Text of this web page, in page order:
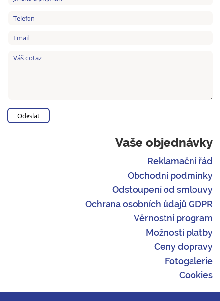
Vaše objednávky
Reklamační řád
Obchodní podmínky
Odstoupení od smlouvy
Ochrana osobních údajů GDPR
Věrnostní program
Možnosti platby
Ceny dopravy
Fotogalerie
Cookies